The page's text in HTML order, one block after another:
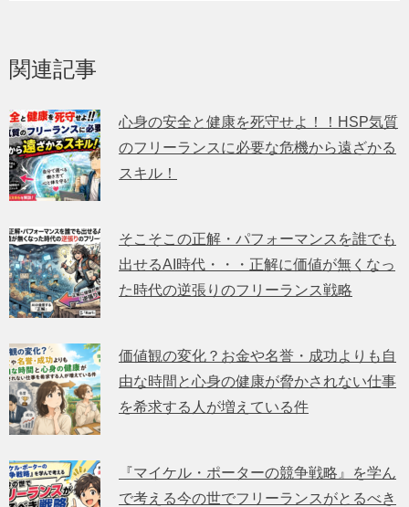
関連記事
心身の安全と健康を死守せよ！！HSP気質
のフリーランスに必要な危機から遠ざかる
スキル！
そこそこの正解・パフォーマンスを誰でも
出せるAI時代・・・正解に価値が無くなっ
た時代の逆張りのフリーランス戦略
価値観の変化？お金や名誉・成功よりも自
由な時間と心身の健康が脅かされない仕事
を希求する人が増えている件
『マイケル・ポーターの競争戦略』を学ん
で考える今の世でフリーランスがとるべき